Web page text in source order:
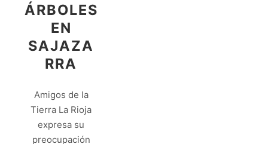
ÁRBOLES
EN
SAJAZA
RRA
Amigos de la
Tierra La Rioja
expresa su
preocupación